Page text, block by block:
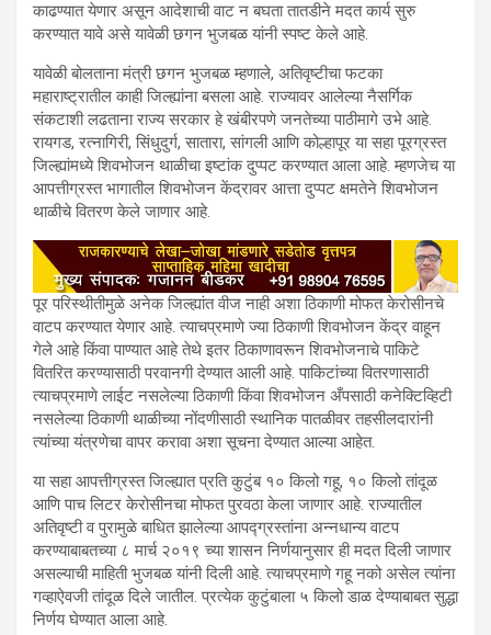
काढण्यात येणार असून आदेशाची वाट न बघता तातडीने मदत कार्य सुरु
करण्यात यावे असे यावेळी छगन भुजबळ यांनी स्पष्ट केले आहे.
यावेळी बोलताना मंत्री छगन भुजबळ म्हणाले, अतिवृष्टीचा फटका
महाराष्ट्रातील काही जिल्ह्यांना बसला आहे. राज्यावर आलेल्या नैसर्गिक
संकटाशी लढताना राज्य सरकार हे खंबीरपणे जनतेच्या पाठीमागे उभे आहे.
रायगड, रत्नागिरी, सिंधुदुर्ग, सातारा, सांगली आणि कोल्हापूर या सहा पूरग्रस्त
जिल्ह्यांमध्ये शिवभोजन थाळीचा इष्टांक दुप्पट करण्यात आला आहे. म्हणजेच या
आपत्तीग्रस्त भागातील शिवभोजन केंद्रावर आत्ता दुप्पट क्षमतेने शिवभोजन
थाळीचे वितरण केले जाणार आहे.
पूर परिस्थीतीमुळे अनेक जिल्ह्यांत वीज नाही अशा ठिकाणी मोफत केरोसीनचे
वाटप करण्यात येणार आहे. त्याचप्रमाणे ज्या ठिकाणी शिवभोजन केंद्र वाहून
गेले आहे किंवा पाण्यात आहे तेथे इतर ठिकाणावरून शिवभोजनाचे पाकिटे
वितरित करण्यासाठी परवानगी देण्यात आली आहे. पाकिटांच्या वितरणासाठी
त्याचप्रमाणे लाईट नसलेल्या ठिकाणी किंवा शिवभोजन अँपसाठी कनेक्टिव्हिटी
नसलेल्या ठिकाणी थाळीच्या नोंदणीसाठी स्थानिक पातळीवर तहसीलदारांनी
त्यांच्या यंत्रणेचा वापर करावा अशा सूचना देण्यात आल्या आहेत.
या सहा आपत्तीग्रस्त जिल्ह्यात प्रति कुटुंब १० किलो गहू, १० किलो तांदूळ
आणि पाच लिटर केरोसीनचा मोफत पुरवठा केला जाणार आहे. राज्यातील
अतिवृष्टी व पुरामुळे बाधित झालेल्या आपद्ग्रस्तांना अन्नधान्य वाटप
करण्याबाबतच्या ८ मार्च २०१९ च्या शासन निर्णयानुसार ही मदत दिली जाणार
असल्याची माहिती भुजबळ यांनी दिली आहे. त्याचप्रमाणे गहू नको असेल त्यांना
गव्हाऐवजी तांदूळ दिले जातील. प्रत्येक कुटुंबाला ५ किलो डाळ देण्याबाबत सुद्धा
निर्णय घेण्यात आला आहे.